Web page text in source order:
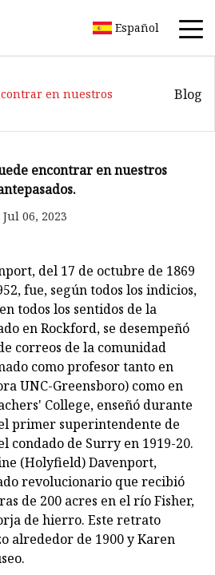
Español
en nuestros
Blog
encontrar en nuestros
Jul 06, 2023
del 17 de octubre de 1869
fue, según todos los indicios,
todos los sentidos de la
en Rockford, se desempeñó
correos de la comunidad
como profesor tanto en
UNC-Greensboro) como en
College, enseñó durante
primer superintendente de
condado de Surry en 1919-20.
(Holyfield) Davenport,
revolucionario que recibió
de 200 acres en el río Fisher,
de hierro. Este retrato
alrededor de 1900 y Karen